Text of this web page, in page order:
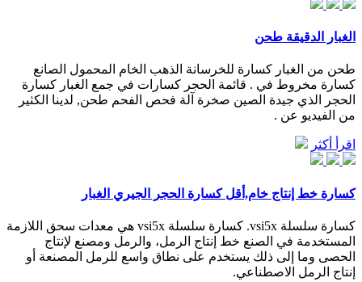
الغبار الدقيقة طحن
طحن من الغبار كسارة للخرسانة الذهب الخام المحمول الصانع
كسارة مخروط في . قائمة الحجر كسارات في جمع الغبار كسارة
الحجر الذي جيدة الصين صخرة آلة فحص الفحم طحن, لدينا الكثير
من الفيديو عن .
اقرأ أكثر
كسارة خط إنتاج خام,أقل كسارة الحجر الجيري الغبار
كسارة سلسلة vsi5x. كسارة سلسلة vsi5x هي معدات سحق اللازمة
المستخدمة في الصنع خط إنتاج الرمل، والرمل ومصنع لإنتاج
الحصى وما إلى ذلك يستخدم على نطاق واسع للرمل المصنعة أو
إنتاج الرمل الاصطناعي.